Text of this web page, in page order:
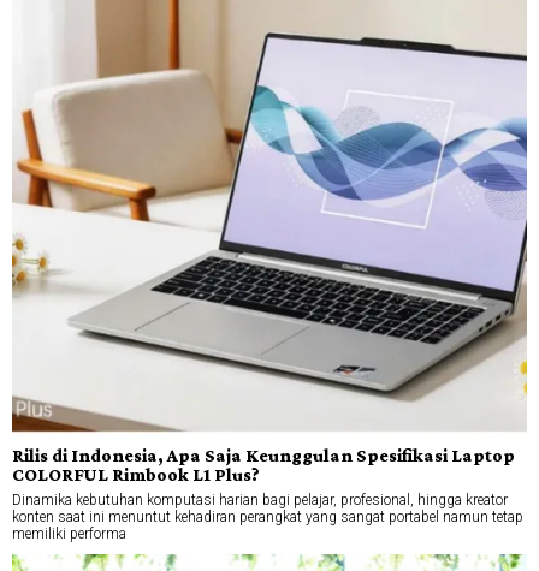
Rilis di Indonesia, Apa Saja Keunggulan Spesifikasi Laptop
COLORFUL Rimbook L1 Plus?
Dinamika kebutuhan komputasi harian bagi pelajar, profesional, hingga kreator
konten saat ini menuntut kehadiran perangkat yang sangat portabel namun tetap
memiliki performa